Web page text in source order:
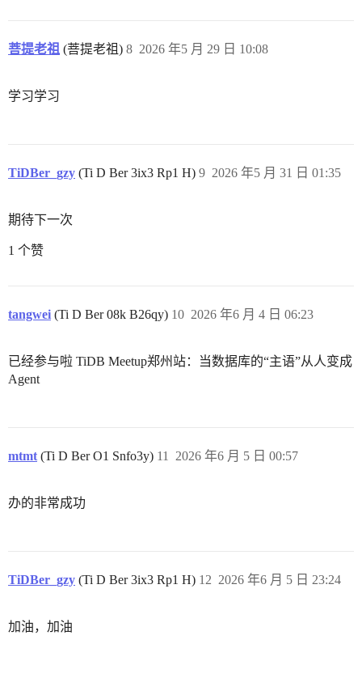
菩提老祖 (菩提老祖) 2026 年5 月 29 日 10:08
8
学习学习
TiDBer_gzy (Ti D Ber 3ix3 Rp1 H) 2026 年5 月 31 日 01:35
9
期待下一次
1 个赞
tangwei (Ti D Ber 08k B26qy) 2026 年6 月 4 日 06:23
10
已经参与啦 TiDB Meetup郑州站：当数据库的“主语”从人变成
Agent
mtmt (Ti D Ber O1 Snfo3y) 2026 年6 月 5 日 00:57
11
办的非常成功
TiDBer_gzy (Ti D Ber 3ix3 Rp1 H) 2026 年6 月 5 日 23:24
12
加油，加油